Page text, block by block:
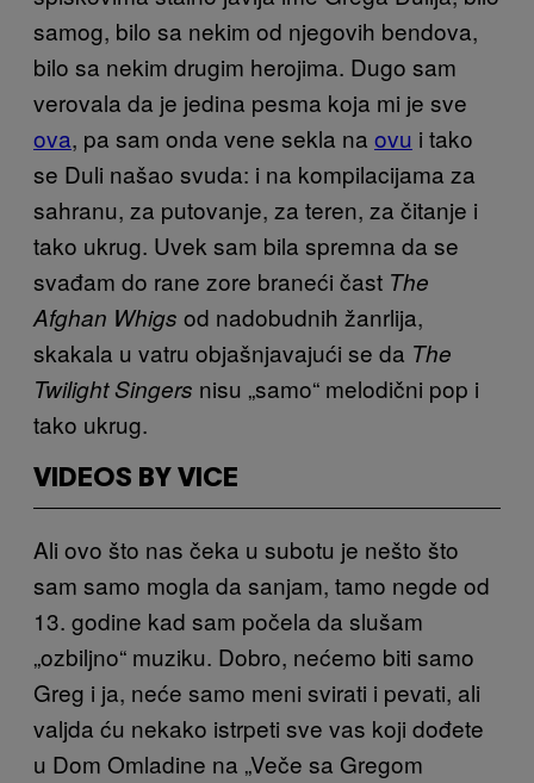
samog, bilo sa nekim od njegovih bendova,
bilo sa nekim drugim herojima. Dugo sam
verovala da je jedina pesma koja mi je sve
ova, pa sam onda vene sekla na ovu i tako
se Duli našao svuda: i na kompilacijama za
sahranu, za putovanje, za teren, za čitanje i
tako ukrug. Uvek sam bila spremna da se
svađam do rane zore braneći čast The
Afghan Whigs od nadobudnih žanrlija,
skakala u vatru objašnjavajući se da The
Twilight Singers nisu „samo“ melodični pop i
tako ukrug.
VIDEOS BY VICE
Ali ovo što nas čeka u subotu je nešto što
sam samo mogla da sanjam, tamo negde od
13. godine kad sam počela da slušam
„ozbiljno“ muziku. Dobro, nećemo biti samo
Greg i ja, neće samo meni svirati i pevati, ali
valjda ću nekako istrpeti sve vas koji dođete
u Dom Omladine na „Veče sa Gregom